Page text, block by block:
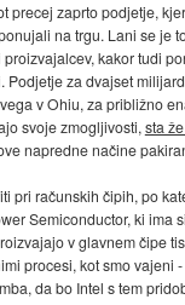
precej zaprto podjetje,
na trgu. Lani se je
kakor tudi
za dvajset
v Ohiu, za približno
svoje zmogljivosti, sta
napredne načine
pri računskih čipih, po
Semiconductor, ki ima
v glavnem čipe
procesi, kot smo
da bo Intel s tem